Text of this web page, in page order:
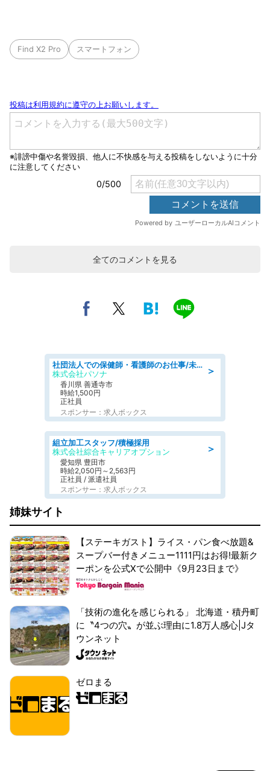
Find X2 Pro スマートフォン
全てのコメントを見る
＞
社団法人での保健師・看護師のお仕事/未経験OK/要資格:普通免許、保健師、正看護師
株式会社パソナ
香川県 善通寺市
時給1,500円
正社員
スポンサー：求人ボックス
＞
組立加工スタッフ/積極採用
株式会社綜合キャリアオプション
愛知県 豊田市
時給2,050円～2,563円
正社員 / 派遣社員
スポンサー：求人ボックス
姉妹サイト
【ステーキガスト】ライス・パン食べ放題&
スープバー付きメニュー1111円はお得!最新ク
ーポンを公式Xで公開中《9月23日まで》
「技術の進化を感じられる」 北海道・積丹町
に〝4つの穴〟が並ぶ理由に1.8万人感心|Jタ
ウンネット
ゼロまる